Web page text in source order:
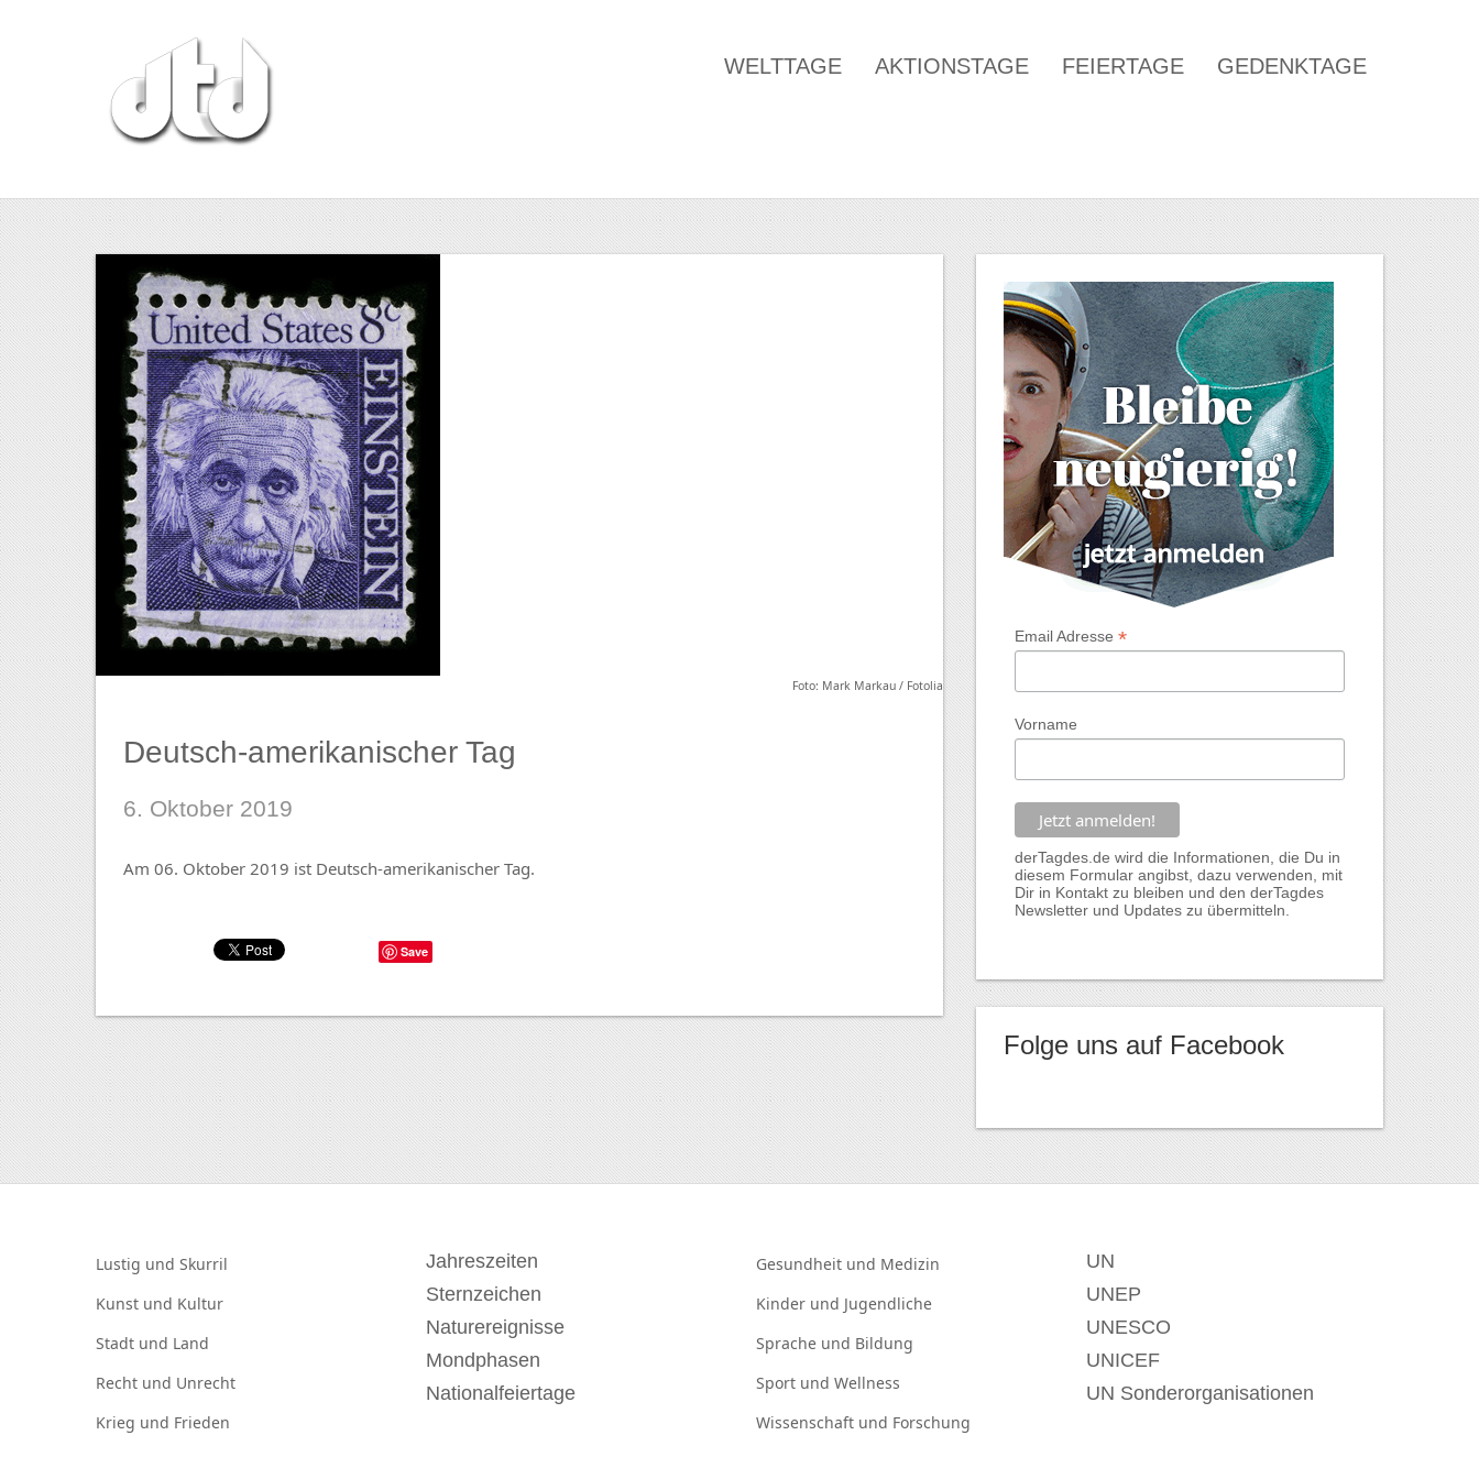
WELTTAGE AKTIONSTAGE FEIERTAGE GEDENKTAGE
Foto: Mark Markau / Fotolia
Deutsch-amerikanischer Tag
6. Oktober 2019
Am 06. Oktober 2019 ist Deutsch-amerikanischer Tag.
Save
Email Adresse *
Vorname
derTagdes.de wird die Informationen, die Du in
diesem Formular angibst, dazu verwenden, mit
Dir in Kontakt zu bleiben und den derTagdes
Newsletter und Updates zu übermitteln.
Folge uns auf Facebook
Lustig und Skurril
Kunst und Kultur
Stadt und Land
Recht und Unrecht
Krieg und Frieden
Jahreszeiten
Sternzeichen
Naturereignisse
Mondphasen
Nationalfeiertage
Gesundheit und Medizin
Kinder und Jugendliche
Sprache und Bildung
Sport und Wellness
Wissenschaft und Forschung
UN
UNEP
UNESCO
UNICEF
UN Sonderorganisationen